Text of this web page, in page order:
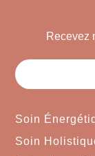
Recevez
Soin
Soin